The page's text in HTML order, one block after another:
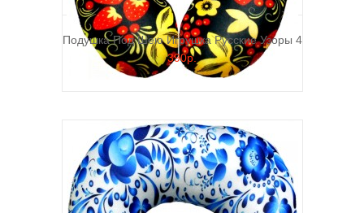
Подушка Под Шею Игрушка Русские Узоры 4
390р.